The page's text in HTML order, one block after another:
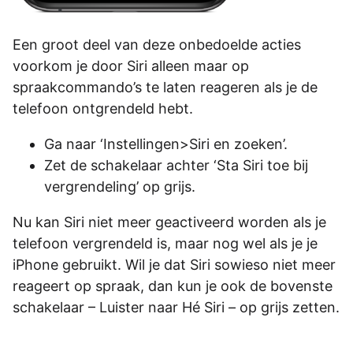
Een groot deel van deze onbedoelde acties
voorkom je door Siri alleen maar op
spraakcommando’s te laten reageren als je de
telefoon ontgrendeld hebt.
Ga naar ‘Instellingen>Siri en zoeken’.
Zet de schakelaar achter ‘Sta Siri toe bij
vergrendeling’ op grijs.
Nu kan Siri niet meer geactiveerd worden als je
telefoon vergrendeld is, maar nog wel als je je
iPhone gebruikt. Wil je dat Siri sowieso niet meer
reageert op spraak, dan kun je ook de bovenste
schakelaar – Luister naar Hé Siri – op grijs zetten.